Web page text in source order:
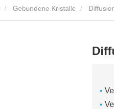
Gebundene Kristalle
•
•